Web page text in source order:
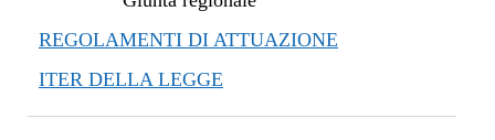
REGOLAMENTI DI ATTUAZIONE
ITER DELLA LEGGE